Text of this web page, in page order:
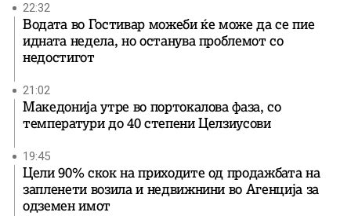
22:32
Водата во Гостивар можеби ќе може да се пие
идната недела, но останува проблемот со
недостигот
21:02
Македонија утре во портокалова фаза, со
температури до 40 степени Целзиусови
19:45
Цели 90% скок на приходите од продажбата на
запленети возила и недвижнини во Агенција за
одземен имот